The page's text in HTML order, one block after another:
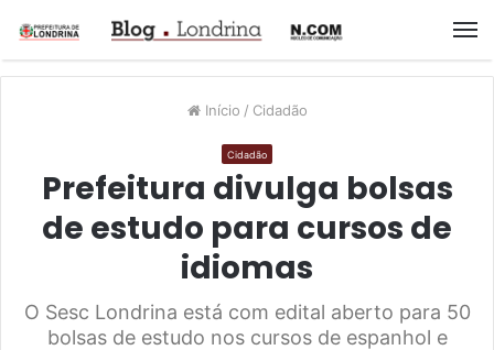
Início / Cidadão
Cidadão
Prefeitura divulga bolsas
de estudo para cursos de
idiomas
O Sesc Londrina está com edital aberto para 50
bolsas de estudo nos cursos de espanhol e